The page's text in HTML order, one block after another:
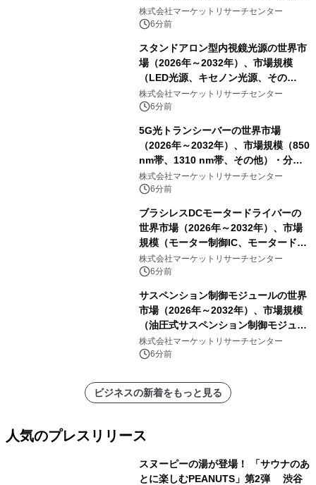
剤システム、その他）・分析レポート
を発表
株式会社マーケットリサーチセンター
6分前
スタンドアロン型内視鏡光源の世界市
場（2026年～2032年）、市場規模
（LED光源、キセノン光源、その
他）・分析レポートを発表
株式会社マーケットリサーチセンター
6分前
5G光トランシーバーの世界市場
（2026年～2032年）、市場規模（850
nm帯、1310 nm帯、その他）・分析
レポートを発表
株式会社マーケットリサーチセンター
6分前
ブラシレスDCモータードライバーの
世界市場（2026年～2032年）、市場
規模（モーター制御IC、モータードラ
イバIC、パワーデバイス）・分析レポ
ートを発表
株式会社マーケットリサーチセンター
6分前
サスペンション制御モジュールの世界
市場（2026年～2032年）、市場規模
（油圧式サスペンション制御モジュー
ル、電磁式サスペンション制御モジュ
ール、空気式サスペンション制御モジ
株式会社マーケットリサーチセンター
6分前
ビジネスの新着をもっと見る
人気のプレスリリース
スヌーピーの湯が登場！ 「サウナのあ
とに楽しむPEANUTS」第2弾 渋谷